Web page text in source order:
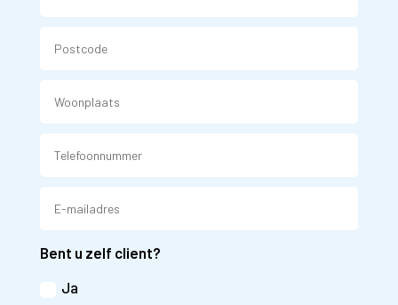
Bent u zelf client?
Ja